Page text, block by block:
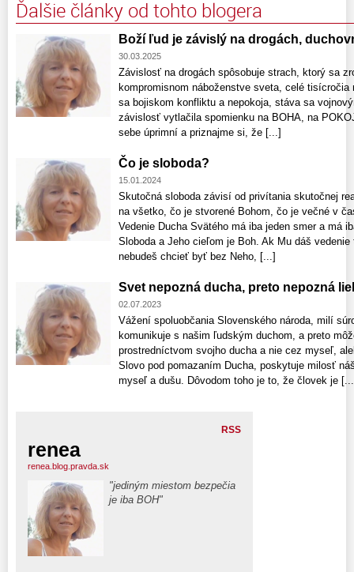
Ďalšie články od tohto blogera
Boží ľud je závislý na drogách,
30.03.2025
Závislosť na drogách spôsobuje strach, ktorý sa
kompromisnom náboženstve sveta, celé
sa bojiskom konfliktu a nepokoja, stáva sa
závislosť vytlačila spomienku na BOHA, na
sebe úprimní a priznajme si, že [...]
Čo je sloboda?
15.01.2024
Skutočná sloboda závisí od privítania skutočnej
na všetko, čo je stvorené Bohom, čo je večné v
Vedenie Ducha Svätého má iba jeden smer a má
Sloboda a Jeho cieľom je Boh. Ak Mu dáš
nebudeš chcieť byť bez Neho, [...]
Svet nepozná ducha, preto nepozná
02.07.2023
Vážení spoluobčania Slovenského národa, milí
komunikuje s našim ľudským duchom, a preto
prostredníctvom svojho ducha a nie cez myseľ,
Slovo pod pomazaním Ducha, poskytuje milosť
myseľ a dušu. Dôvodom toho je to, že človek je
RSS
renea
renea.blog.pravda.sk
"jediným miestom bezpečia
je iba BOH"